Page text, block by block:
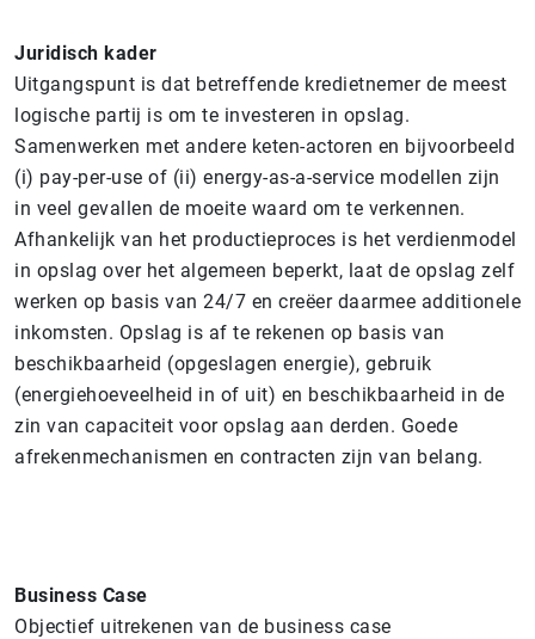
Juridisch kader
Uitgangspunt is dat betreffende kredietnemer de meest
logische partij is om te investeren in opslag.
Samenwerken met andere keten-actoren en bijvoorbeeld
(i) pay-per-use of (ii) energy-as-a-service modellen zijn
in veel gevallen de moeite waard om te verkennen.
Afhankelijk van het productieproces is het verdienmodel
in opslag over het algemeen beperkt, laat de opslag zelf
werken op basis van 24/7 en creëer daarmee additionele
inkomsten. Opslag is af te rekenen op basis van
beschikbaarheid (opgeslagen energie), gebruik
(energiehoeveelheid in of uit) en beschikbaarheid in de
zin van capaciteit voor opslag aan derden. Goede
afrekenmechanismen en contracten zijn van belang.
Business Case
Objectief uitrekenen van de business case